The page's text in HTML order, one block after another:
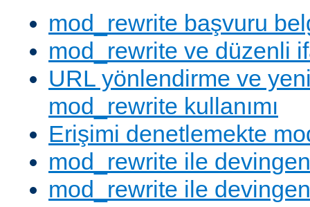
mod_rewrite başvuru
mod_rewrite ve düzenli
URL yönlendirme ve
mod_rewrite kullanımı
Erişimi denetlemekte
mod_rewrite ile
mod_rewrite ile